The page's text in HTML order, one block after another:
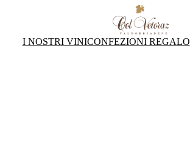
I NOSTRI VINICONFEZIONI REGALO